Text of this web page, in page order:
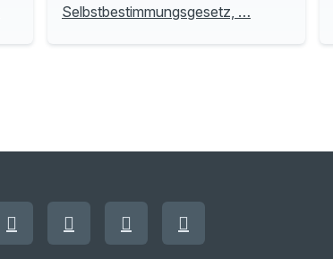
Selbstbestimmungsgesetz, …